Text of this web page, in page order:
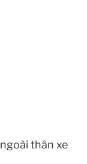
thân xe